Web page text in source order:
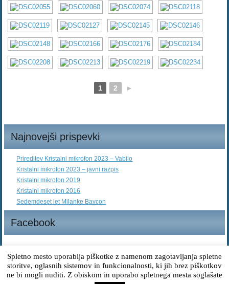
1 2 ►
Najnovejši prispevki
Prireditev Kristalni mikrofon 2023 – Vabilo
Kristalni mikrofon 2023 – javni razpis
Kristalni mikrofon 2019
Kristalni mikrofon 2016
Sedemdeset let Milanke Bavcon
Facebook
© 2014. Vse pravice pridržane
Spletno mesto uporablja piškotke z namenom zagotavljanja spletne
storitve, oglasnih sistemov in funkcionalnosti, ki jih brez piškotkov
ne bi mogli nuditi. Z obiskom in uporabo spletnega mesta soglašate